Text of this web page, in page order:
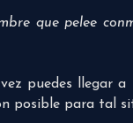
que pelee
puedes llegar a
posible para tal